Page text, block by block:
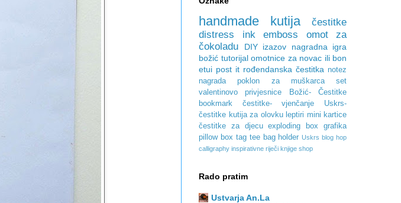
handmade kutija
čestitke
distress ink
emboss
omot za
čokoladu
DIY izazov
nagradna igra
božić tutorijal omotnice za novac ili bon
etui post it rođendanska čestitka notez
nagrada
poklon za muškarca
set
valentinovo
privjesnice
Božić- Čestitke
bookmark
čestitke- vjenčanje
Uskrs-
čestitke kutija za olovku leptiri mini kartice
čestitke za djecu
exploding box
grafika
pillow box tag tee bag holder Uskrs blog hop
calligraphy inspirativne riječi knjige shop
Rado pratim
Ustvarja An.La